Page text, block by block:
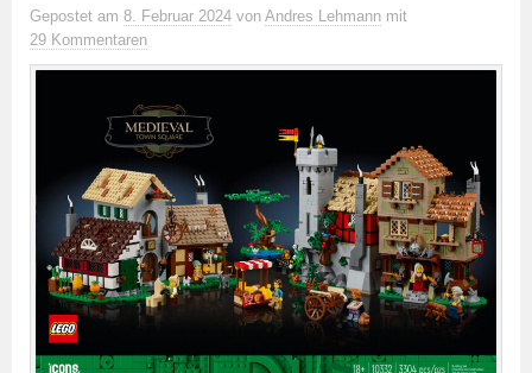
Gepostet am 8. Februar 2024 von Andres Lehmann mit
29 Kommentaren